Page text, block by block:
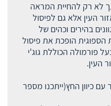
לא רק להחיית המראה
העין אלא גם לפיסול
בהירים וכהים של
הופכת את פיסול
פורמולה הכוללת גוג'י
העין.
עם כיוון החץ(ייתכנו מספר